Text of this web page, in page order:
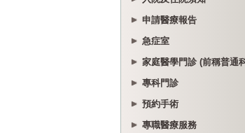
申請醫療報告
急症室
家庭醫學門診 (前稱普通
專科門診
預約手術
專職醫療服務